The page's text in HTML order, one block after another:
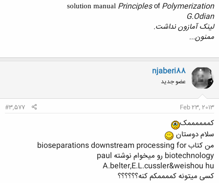
solution manual Principlesof Polymerization
G.Odian
لینک آمازون نداشت.
ممنون...
njaberi88
عضو جدید
Feb 23, 2013
#3,577
کممممممک
سلام دوستان
من کتاب bioseparations downstream processing for
biotechnology رو میخوام نوشته paul
A.belter,E.L.cussler&weishou hu
کسی میتونه کممممکم کنه؟؟؟؟؟؟